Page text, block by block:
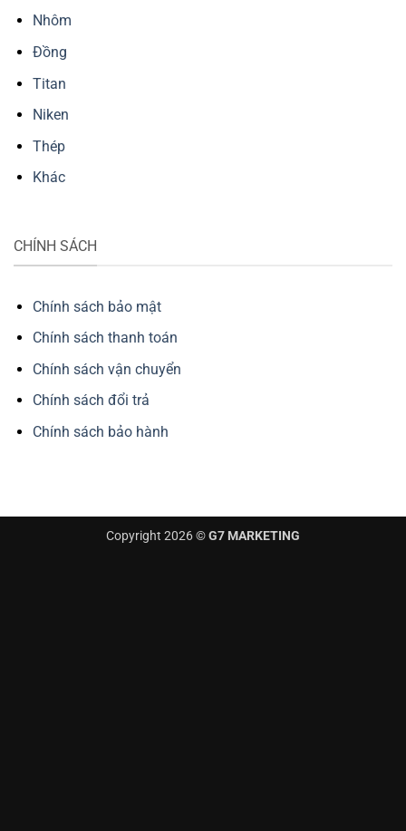
Nhôm
Đồng
Titan
Niken
Thép
Khác
CHÍNH SÁCH
Chính sách bảo mật
Chính sách thanh toán
Chính sách vận chuyển
Chính sách đổi trả
Chính sách bảo hành
Copyright 2026 ©G7 MARKETING